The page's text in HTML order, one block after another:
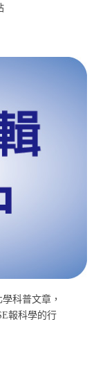
學科普文章，
報科學的行